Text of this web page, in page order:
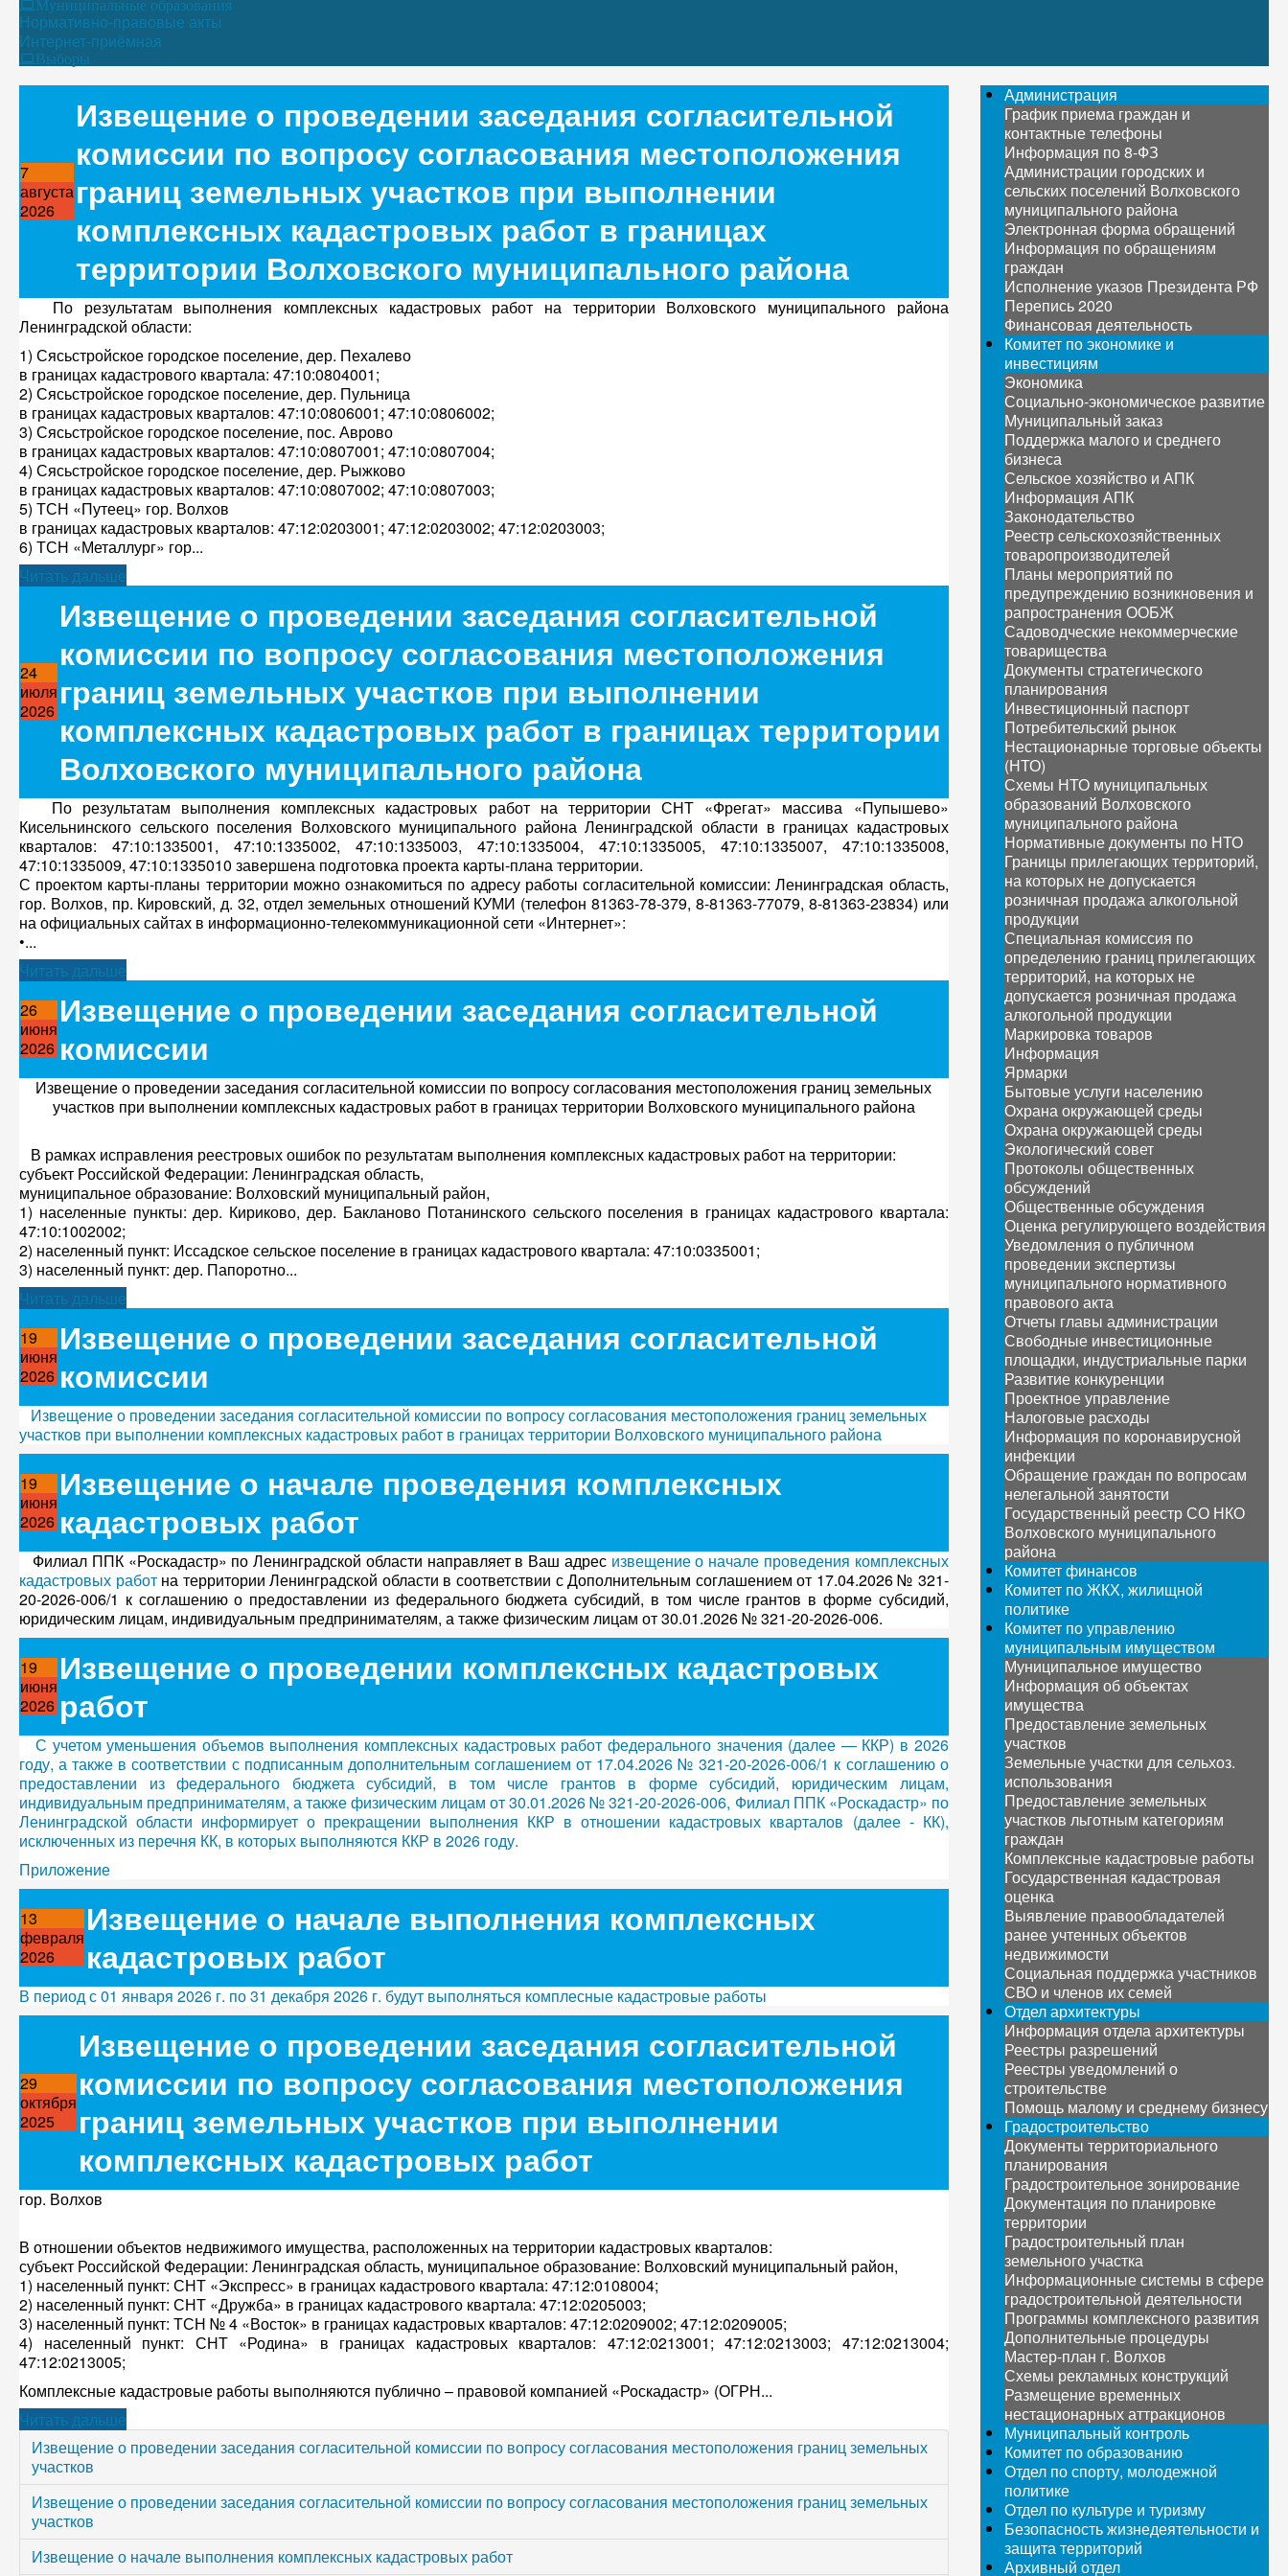
Муниципальные образования
Нормативно-правовые акты
Интернет-приёмная
Выборы
7
августа
2026
Извещение о проведении заседания согласительной
комиссии по вопросу согласования местоположения
границ земельных участков при выполнении
комплексных кадастровых работ в границах
территории Волховского муниципального района
По результатам выполнения комплексных кадастровых работ на территории Волховского муниципального района
Ленинградской области:
1) Сясьстройское городское поселение, дер. Пехалево
в границах кадастрового квартала: 47:10:0804001;
2) Сясьстройское городское поселение, дер. Пульница
в границах кадастровых кварталов: 47:10:0806001; 47:10:0806002;
3) Сясьстройское городское поселение, пос. Аврово
в границах кадастровых кварталов: 47:10:0807001; 47:10:0807004;
4) Сясьстройское городское поселение, дер. Рыжково
в границах кадастровых кварталов: 47:10:0807002; 47:10:0807003;
5) ТСН «Путеец» гор. Волхов
в границах кадастровых кварталов: 47:12:0203001; 47:12:0203002; 47:12:0203003;
6) ТСН «Металлург» гор...
Читать дальше
24
июля
2026
Извещение о проведении заседания согласительной
комиссии по вопросу согласования местоположения
границ земельных участков при выполнении
комплексных кадастровых работ в границах территории
Волховского муниципального района
По результатам выполнения комплексных кадастровых работ на территории СНТ «Фрегат» массива «Пупышево»
Кисельнинского сельского поселения Волховского муниципального района Ленинградской области в границах кадастровых
кварталов: 47:10:1335001, 47:10:1335002, 47:10:1335003, 47:10:1335004, 47:10:1335005, 47:10:1335007, 47:10:1335008,
47:10:1335009, 47:10:1335010 завершена подготовка проекта карты-плана территории.
С проектом карты-планы территории можно ознакомиться по адресу работы согласительной комиссии: Ленинградская область,
гор. Волхов, пр. Кировский, д. 32, отдел земельных отношений КУМИ (телефон 81363-78-379, 8-81363-77079, 8-81363-23834) или
на официальных сайтах в информационно-телекоммуникационной сети «Интернет»:
•...
Читать дальше
26
июня
2026
Извещение о проведении заседания согласительной
комиссии
Извещение о проведении заседания согласительной комиссии по вопросу согласования местоположения границ земельных
участков при выполнении комплексных кадастровых работ в границах территории Волховского муниципального района
В рамках исправления реестровых ошибок по результатам выполнения комплексных кадастровых работ на территории:
субъект Российской Федерации: Ленинградская область,
муниципальное образование: Волховский муниципальный район,
1) населенные пункты: дер. Кириково, дер. Бакланово Потанинского сельского поселения в границах кадастрового квартала:
47:10:1002002;
2) населенный пункт: Иссадское сельское поселение в границах кадастрового квартала: 47:10:0335001;
3) населенный пункт: дер. Папоротно...
Читать дальше
19
июня
2026
Извещение о проведении заседания согласительной
комиссии
Извещение о проведении заседания согласительной комиссии по вопросу согласования местоположения границ земельных
участков при выполнении комплексных кадастровых работ в границах территории Волховского муниципального района
19
июня
2026
Извещение о начале проведения комплексных
кадастровых работ
Филиал ППК «Роскадастр» по Ленинградской области направляет в Ваш адрес извещение о начале проведения комплексных
кадастровых работна территории Ленинградской области в соответствии с Дополнительным соглашением от 17.04.2026 № 321-
20-2026-006/1 к соглашению о предоставлении из федерального бюджета субсидий, в том числе грантов в форме субсидий,
юридическим лицам, индивидуальным предпринимателям, а также физическим лицам от 30.01.2026 № 321-20-2026-006.
19
июня
2026
Извещение о проведении комплексных кадастровых
работ
С учетом уменьшения объемов выполнения комплексных кадастровых работ федерального значения (далее — ККР) в 2026
году, а также в соответствии с подписанным дополнительным соглашением от 17.04.2026 № 321-20-2026-006/1 к соглашению о
предоставлении из федерального бюджета субсидий, в том числе грантов в форме субсидий, юридическим лицам,
индивидуальным предпринимателям, а также физическим лицам от 30.01.2026 № 321-20-2026-006, Филиал ППК «Роскадастр» по
Ленинградской области информирует о прекращении выполнения ККР в отношении кадастровых кварталов (далее - КК),
исключенных из перечня КК, в которых выполняются ККР в 2026 году.
Приложение
13
февраля
2026
Извещение о начале выполнения комплексных
кадастровых работ
В период с 01 января 2026 г. по 31 декабря 2026 г. будут выполняться комплесные кадастровые работы
29
октября
2025
Извещение о проведении заседания согласительной
комиссии по вопросу согласования местоположения
границ земельных участков при выполнении
комплексных кадастровых работ
гор. Волхов
В отношении объектов недвижимого имущества, расположенных на территории кадастровых кварталов:
субъект Российской Федерации: Ленинградская область, муниципальное образование: Волховский муниципальный район,
1) населенный пункт: СНТ «Экспресс» в границах кадастрового квартала: 47:12:0108004;
2) населенный пункт: СНТ «Дружба» в границах кадастрового квартала: 47:12:0205003;
3) населенный пункт: ТСН № 4 «Восток» в границах кадастровых кварталов: 47:12:0209002; 47:12:0209005;
4) населенный пункт: СНТ «Родина» в границах кадастровых кварталов: 47:12:0213001; 47:12:0213003; 47:12:0213004;
47:12:0213005;
Комплексные кадастровые работы выполняются публично – правовой компанией «Роскадастр» (ОГРН...
Читать дальше
Извещение о проведении заседания согласительной комиссии по вопросу согласования местоположения границ земельных
участков
Извещение о проведении заседания согласительной комиссии по вопросу согласования местоположения границ земельных
участков
Извещение о начале выполнения комплексных кадастровых работ
Администрация
График приема граждан и
контактные телефоны
Информация по 8-ФЗ
Администрации городских и
сельских поселений Волховского
муниципального района
Электронная форма обращений
Информация по обращениям
граждан
Исполнение указов Президента РФ
Перепись 2020
Финансовая деятельность
Комитет по экономике и
инвестициям
Экономика
Социально-экономическое развитие
Муниципальный заказ
Поддержка малого и среднего
бизнеса
Сельское хозяйство и АПК
Информация АПК
Законодательство
Реестр сельскохозяйственных
товаропроизводителей
Планы мероприятий по
предупреждению возникновения и
рапространения ООБЖ
Садоводческие некоммерческие
товарищества
Документы стратегического
планирования
Инвестиционный паспорт
Потребительский рынок
Нестационарные торговые объекты
(НТО)
Схемы НТО муниципальных
образований Волховского
муниципального района
Нормативные документы по НТО
Границы прилегающих территорий,
на которых не допускается
розничная продажа алкогольной
продукции
Специальная комиссия по
определению границ прилегающих
территорий, на которых не
допускается розничная продажа
алкогольной продукции
Маркировка товаров
Информация
Ярмарки
Бытовые услуги населению
Охрана окружающей среды
Охрана окружающей среды
Экологический совет
Протоколы общественных
обсуждений
Общественные обсуждения
Оценка регулирующего воздействия
Уведомления о публичном
проведении экспертизы
муниципального нормативного
правового акта
Отчеты главы администрации
Свободные инвестиционные
площадки, индустриальные парки
Развитие конкуренции
Проектное управление
Налоговые расходы
Информация по коронавирусной
инфекции
Обращение граждан по вопросам
нелегальной занятости
Государственный реестр СО НКО
Волховского муниципального
района
Комитет финансов
Комитет по ЖКХ, жилищной
политике
Комитет по управлению
муниципальным имуществом
Муниципальное имущество
Информация об объектах
имущества
Предоставление земельных
участков
Земельные участки для сельхоз.
использования
Предоставление земельных
участков льготным категориям
граждан
Комплексные кадастровые работы
Государственная кадастровая
оценка
Выявление правообладателей
ранее учтенных объектов
недвижимости
Социальная поддержка участников
СВО и членов их семей
Отдел архитектуры
Информация отдела архитектуры
Реестры разрешений
Реестры уведомлений о
строительстве
Помощь малому и среднему бизнесу
Градостроительство
Документы территориального
планирования
Градостроительное зонирование
Документация по планировке
территории
Градостроительный план
земельного участка
Информационные системы в сфере
градостроительной деятельности
Программы комплексного развития
Дополнительные процедуры
Мастер-план г. Волхов
Схемы рекламных конструкций
Размещение временных
нестационарных аттракционов
Муниципальный контроль
Комитет по образованию
Отдел по спорту, молодежной
политике
Отдел по культуре и туризму
Безопасность жизнедеятельности и
защита территорий
Архивный отдел